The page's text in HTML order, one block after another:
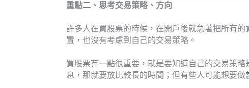
重點二、思考交易策略、方向
許多人在買股票的時候，在開戶後就急著把所有
置，也沒有考慮到自己的交易策略。
買股票有一點很重要，就是要知道自己的交易策
息，那就要放比較長的時間；但有些人可能想要做